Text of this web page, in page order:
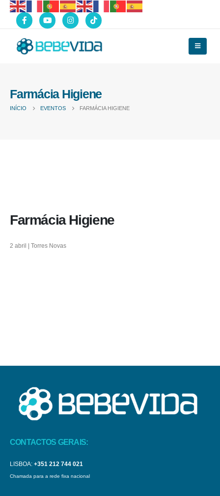
Farmácia Higiene
INÍCIO EVENTOS FARMÁCIA HIGIENE
Farmácia Higiene
2 abril | Torres Novas
CONTACTOS GERAIS:
LISBOA: +351 212 744 021
Chamada para a rede fixa nacional